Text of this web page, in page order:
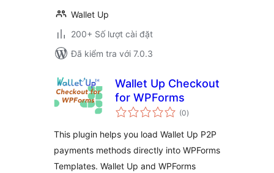
Wallet Up
200+ Số lượt cài đặt
Đã kiểm tra với 7.0.3
Wallet Up Checkout
for WPForms
(0tổng
đánh
)
This plugin helps you load Wallet Up P2P
payments methods directly into WPForms
Templates. Wallet Up and WPForms